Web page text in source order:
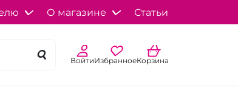
О магазине Статьи
ВойтиИзбранноеКорзина